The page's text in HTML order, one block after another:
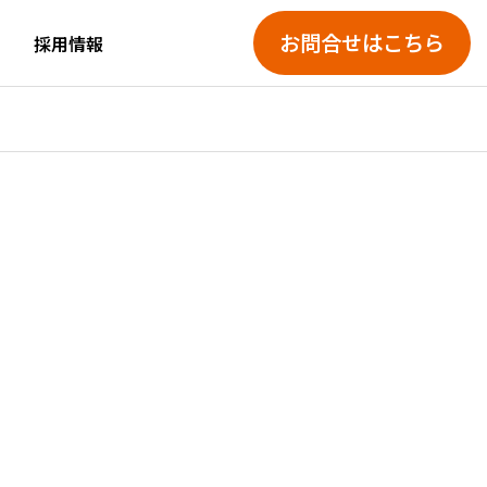
お問合せはこちら
採用情報